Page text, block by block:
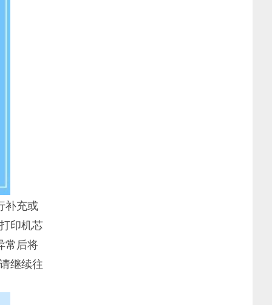
补充或
印机芯
常后将
继续往